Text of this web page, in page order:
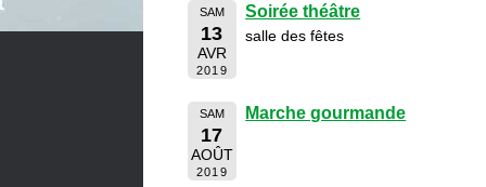
SAM
13
AVR
2019
Soirée théâtre
salle des fêtes
SAM
17
AOÛT
2019
Marche gourmande